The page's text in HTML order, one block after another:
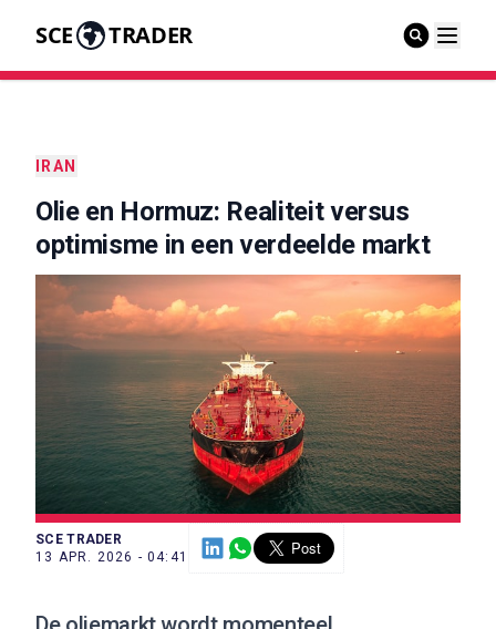
SCE TRADER
IRAN
Olie en Hormuz: Realiteit versus
optimisme in een verdeelde markt
SCE TRADER
13 APR. 2026 - 04:41